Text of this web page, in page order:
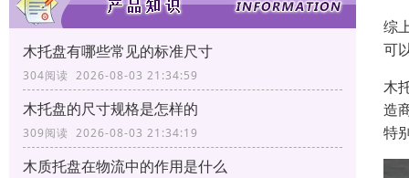
木托盘有哪些常见的标准尺寸
304阅读 2026-08-03 21:34:59
木托盘的尺寸规格是怎样的
309阅读 2026-08-03 21:34:19
木质托盘在物流中的作用是什么
综
可
木
造
特